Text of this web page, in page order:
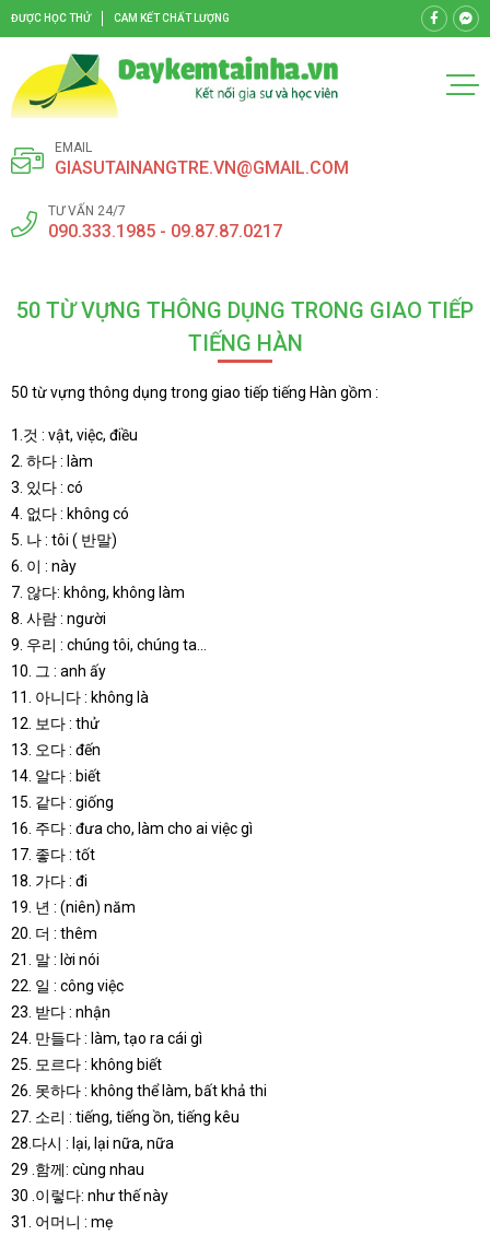
ĐƯỢC HỌC THỬ CAM KẾT CHẤT LƯỢNG
EMAIL
GIASUTAINANGTRE.VN@GMAIL.COM
TƯ VẤN 24/7
090.333.1985 - 09.87.87.0217
50 TỪ VỰNG THÔNG DỤNG TRONG GIAO TIẾP
TIẾNG HÀN
50 từ vựng thông dụng trong giao tiếp tiếng Hàn gồm :
1.것 : vật, việc, điều
2. 하다 : làm
3. 있다 : có
4. 없다 : không có
5. 나 : tôi ( 반말)
6. 이 : này
7. 않다: không, không làm
8. 사람 : người
9. 우리 : chúng tôi, chúng ta…
10. 그 : anh ấy
11. 아니다 : không là
12. 보다 : thử
13. 오다 : đến
14. 알다 : biết
15. 같다 : giống
16. 주다 : đưa cho, làm cho ai việc gì
17. 좋다 : tốt
18. 가다 : đi
19. 년 : (niên) năm
20. 더 : thêm
21. 말 : lời nói
22. 일 : công việc
23. 받다 : nhận
24. 만들다 : làm, tạo ra cái gì
25. 모르다 : không biết
26. 못하다 : không thể làm, bất khả thi
27. 소리 : tiếng, tiếng ồn, tiếng kêu
28.다시 : lại, lại nữa, nữa
29 .함께: cùng nhau
30 .이렇다: như thế này
31. 어머니 : mẹ